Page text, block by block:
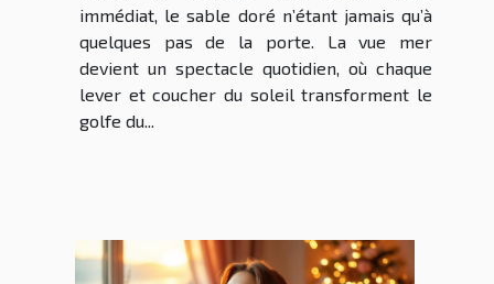
immédiat, le sable doré n’étant jamais qu’à
quelques pas de la porte. La vue mer
devient un spectacle quotidien, où chaque
lever et coucher du soleil transforment le
golfe du...